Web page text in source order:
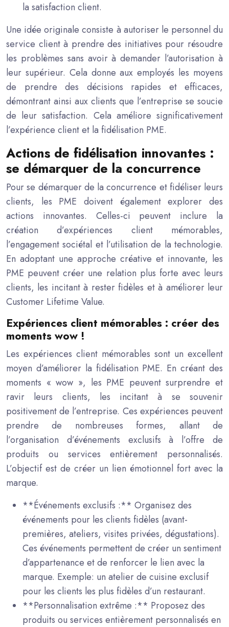
la satisfaction client.
Une idée originale consiste à autoriser le personnel du
service client à prendre des initiatives pour résoudre
les problèmes sans avoir à demander l’autorisation à
leur supérieur. Cela donne aux employés les moyens
de prendre des décisions rapides et efficaces,
démontrant ainsi aux clients que l’entreprise se soucie
de leur satisfaction. Cela améliore significativement
l’expérience client et la fidélisation PME.
Actions de fidélisation innovantes :
se démarquer de la concurrence
Pour se démarquer de la concurrence et fidéliser leurs
clients, les PME doivent également explorer des
actions innovantes. Celles-ci peuvent inclure la
création d’expériences client mémorables,
l’engagement sociétal et l’utilisation de la technologie.
En adoptant une approche créative et innovante, les
PME peuvent créer une relation plus forte avec leurs
clients, les incitant à rester fidèles et à améliorer leur
Customer Lifetime Value.
Expériences client mémorables : créer des
moments wow !
Les expériences client mémorables sont un excellent
moyen d’améliorer la fidélisation PME. En créant des
moments « wow », les PME peuvent surprendre et
ravir leurs clients, les incitant à se souvenir
positivement de l’entreprise. Ces expériences peuvent
prendre de nombreuses formes, allant de
l’organisation d’événements exclusifs à l’offre de
produits ou services entièrement personnalisés.
L’objectif est de créer un lien émotionnel fort avec la
marque.
**Événements exclusifs :** Organisez des
événements pour les clients fidèles (avant-
premières, ateliers, visites privées, dégustations).
Ces événements permettent de créer un sentiment
d’appartenance et de renforcer le lien avec la
marque. Exemple: un atelier de cuisine exclusif
pour les clients les plus fidèles d’un restaurant.
**Personnalisation extrême :** Proposez des
produits ou services entièrement personnalisés en